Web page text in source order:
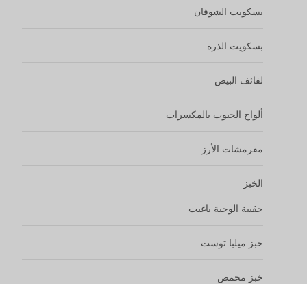
كعكة الدونات
معجنات سموذي بالفواكه
كعك انفجار العصير
كعكة المعجنات